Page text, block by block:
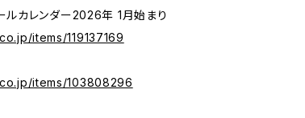
ルカレンダー2026年 1月始まり
items/119137169
items/103808296